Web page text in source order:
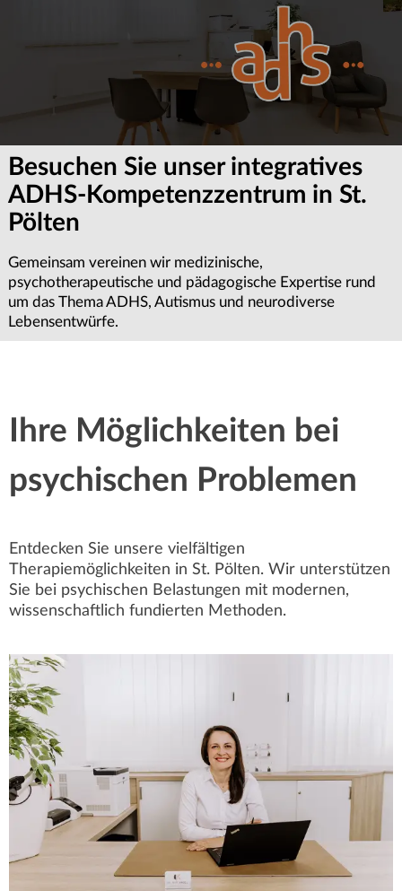
Besuchen Sie unser integratives
ADHS-Kompetenzzentrum in St.
Pölten
Gemeinsam vereinen wir medizinische,
psychotherapeutische und pädagogische Expertise rund
um das Thema ADHS, Autismus und neurodiverse
Lebensentwürfe.
Ihre Möglichkeiten bei
psychischen Problemen
Entdecken Sie unsere vielfältigen
Therapiemöglichkeiten in St. Pölten. Wir unterstützen
Sie bei psychischen Belastungen mit modernen,
wissenschaftlich fundierten Methoden.